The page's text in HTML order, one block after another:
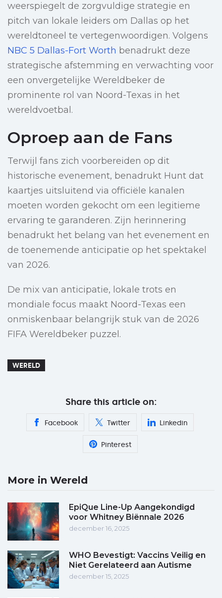
weerspiegelt de zorgvuldige strategie en
pitch van lokale leiders om Dallas op het
wereldtoneel te vertegenwoordigen. Volgens
NBC 5 Dallas-Fort Worth benadrukt deze
strategische afstemming en verwachting voor
een onvergetelijke Wereldbeker de
prominente rol van Noord-Texas in het
wereldvoetbal.
Oproep aan de Fans
Terwijl fans zich voorbereiden op dit
historische evenement, benadrukt Hunt dat
kaartjes uitsluitend via officiële kanalen
moeten worden gekocht om een legitieme
ervaring te garanderen. Zijn herinnering
benadrukt het belang van het evenement en
de toenemende anticipatie op het spektakel
van 2026.
De mix van anticipatie, lokale trots en
mondiale focus maakt Noord-Texas een
onmiskenbaar belangrijk stuk van de 2026
FIFA Wereldbeker puzzel.
WERELD
Share this article on:
Facebook Twitter Linkedin
Pinterest
More in Wereld
EpiQue Line-Up Aangekondigd
voor Whitney Biënnale 2026
december 16, 2025
WHO Bevestigt: Vaccins Veilig en
Niet Gerelateerd aan Autisme
december 15, 2025